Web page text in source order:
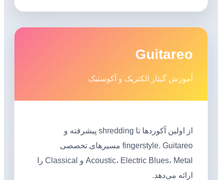
Guitareo
آموزش گیتار الکتریک و آکوستیک
از اولین آکوردها تا shredding پیشرفته و
fingerstyle. Guitareo مسیرهای تخصصی
Acoustic، Electric Blues، Metal و Classical را
ارائه می‌دهد.